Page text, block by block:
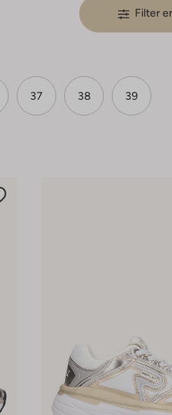
Filter
37 38 39